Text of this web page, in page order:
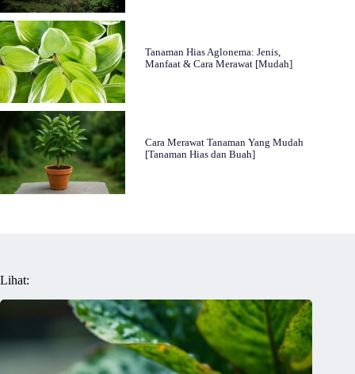
Tanaman Hias Aglonema: Jenis,
Manfaat & Cara Merawat [Mudah]
Cara Merawat Tanaman Yang Mudah
[Tanaman Hias dan Buah]
Lihat: